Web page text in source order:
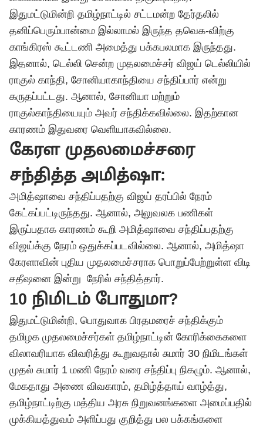
இதுமட்டுமின்றி தமிழ்நாட்டில் சட்டமன்ற தேர்தலில்
தனிப்பெரும்பான்மை இல்லாமல் இருந்த தவெக-விற்கு
காங்கிரஸ் கூட்டணி அமைத்து பக்கபலமாக இருந்தது.
இதனால், டெல்லி சென்ற முதலமைச்சர் விஜய் டெல்லியில்
ராகுல் காந்தி, சோனியாகாந்தியை சந்திப்பார் என்று
கருதப்பட்டது. ஆனால், சோனியா மற்றும்
ராகுல்காந்தியையும் அவர் சந்திக்கவில்லை. இதற்கான
காரணம் இதுவரை வெளியாகவில்லை.
கேரள முதலமைச்சரை
சந்தித்த அமித்ஷா:
அமித்ஷாவை சந்திப்பதற்கு விஜய் தரப்பில் நேரம்
கேட்கப்பட்டிருந்தது. ஆனால், அலுவலக பணிகள்
இருப்பதாக காரணம் கூறி அமித்ஷாவை சந்திப்பதற்கு
விஜய்க்கு நேரம் ஒதுக்கப்படவில்லை. ஆனால், அமித்ஷா
கேரளாவின் புதிய முதலமைச்சராக பொறுப்பேற்றுள்ள விடி
சதீஷனை இன்று நேரில் சந்தித்தார்.
10 நிமிடம் போதுமா?
இதுமட்டுமின்றி, பொதுவாக பிரதமரைச் சந்திக்கும்
தமிழக முதலமைச்சர்கள் தமிழ்நாட்டின் கோரிக்கைகளை
விலாவரியாக விவரித்து கூறுவதால் சுமார் 30 நிமிடங்கள்
முதல் சுமார் 1 மணி நேரம் வரை சந்திப்பு நிகழும். ஆனால்,
மேகதாது அணை விவகாரம், தமிழ்த்தாய் வாழ்த்து,
தமிழ்நாட்டிற்கு மத்திய அரசு நிறுவனங்களை அமைப்பதில்
முக்கியத்துவம் அளிப்பது குறித்து பல பக்கங்களை